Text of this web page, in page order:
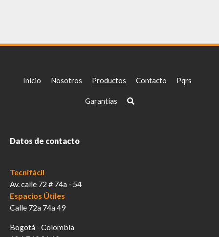
Inicio Nosotros Productos Contacto Pqrs
Garantías
Datos de contacto
Tecnifácil
Av. calle 72 # 74a - 54
Espacios Útiles
Calle 72a 74a 49
Bogotá - Colombia